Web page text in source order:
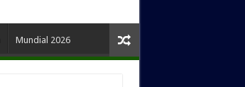
Mundial 2026